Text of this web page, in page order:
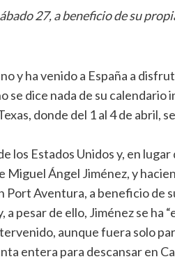
27, a beneficio de su
y ha venido a España a
dice nada de su calendario
donde del 1 al 4 de abril,
los Estados Unidos y, en
Miguel Ángel Jiménez, y
Port Aventura, a beneficio de
pesar de ello, Jiménez se ha
aunque fuera solo
entera para descansar en